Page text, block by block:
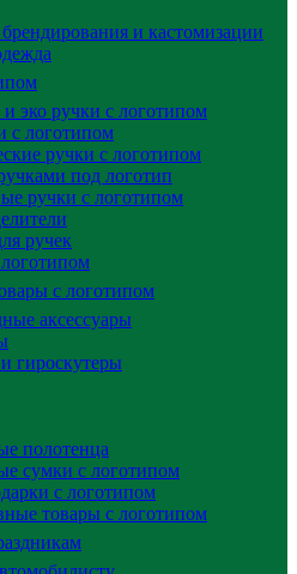
и кастомизации
эко ручки с логотипом
с логотипом
ручки с логотипом
под логотип
ручки с логотипом
ручек
с логотипом
аксессуары
гироскутеры
полотенца
сумки с логотипом
с логотипом